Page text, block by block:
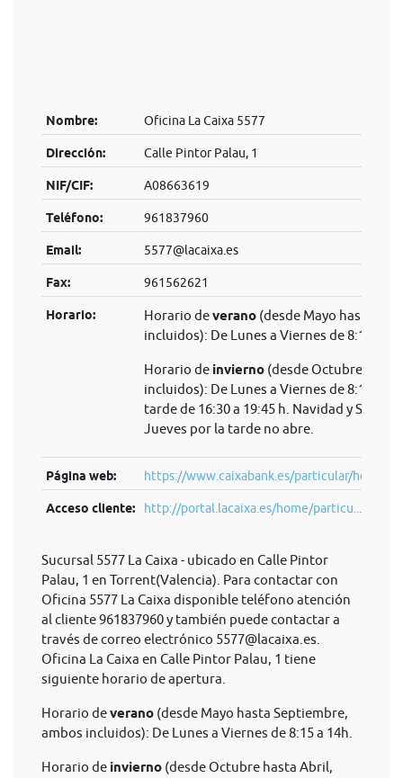
Nombre: Oficina La Caixa 5577
Dirección: Calle Pintor Palau, 1
NIF/CIF: A08663619
Teléfono: 961837960
Email: 5577@lacaixa.es
Fax: 961562621
Horario: Horario deverano(desde Mayo hasta
incluidos): De Lunes a Viernes de 8:15 a
Horario de invierno(desde Octubre hasta
incluidos): De Lunes a Viernes de 8:15 a
tarde de 16:30 a 19:45 h. Navidad y
Jueves por la tarde no abre.
Página web: https://www.caixabank.es/particular/home/
Acceso cliente: http://portal.lacaixa.es/home/particu...
Sucursal 5577 La Caixa - ubicado en Calle Pintor
Palau, 1 en Torrent(Valencia). Para contactar con
Oficina 5577 La Caixa disponible teléfono atención
al cliente 961837960 y también puede contactar a
través de correo electrónico 5577@lacaixa.es
Oficina La Caixa en Calle Pintor Palau, 1 tiene
siguiente horario de apertura.
Horario deverano (desde Mayo hasta Septiembre,
ambos incluidos): De Lunes a Viernes de 8:15 a 14h.
Horario de invierno (desde Octubre hasta Abril,